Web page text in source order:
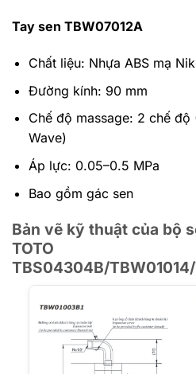
Tay sen TBW07012A
Chất liệu: Nhựa ABS mạ
Đường kính: 90 mm
Chế độ massage: 2 chế độ
Wave)
Áp lực: 0.05–0.5 MPa
Bao gồm gác sen
Bản vẽ kỹ thuật của bộ
TOTO
TBS04304B/